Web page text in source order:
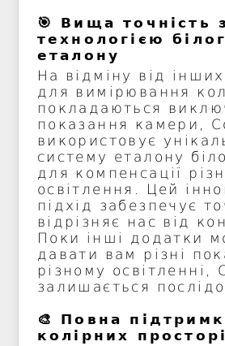
🎯 Вища точність з
технологією
еталону
На відміну від
для вимірювання
покладаються
показання камери,
використовує
систему еталону
для компенсації
освітлення. Цей
підхід забезпечує
відрізняє нас від
Поки інші додатки
давати вам різні
різному освітленні,
залишається
🎨 Повна
колірних